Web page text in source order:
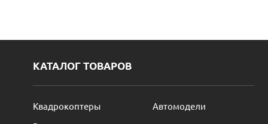
КАТАЛОГ ТОВАРОВ
Квадрокоптеры
Автомодели